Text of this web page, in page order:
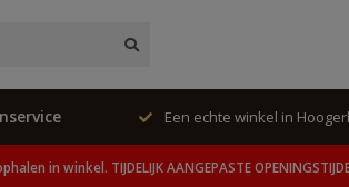
winkel. Een echte winkel in
in winkel. TIJDELIJK AANGEPASTE